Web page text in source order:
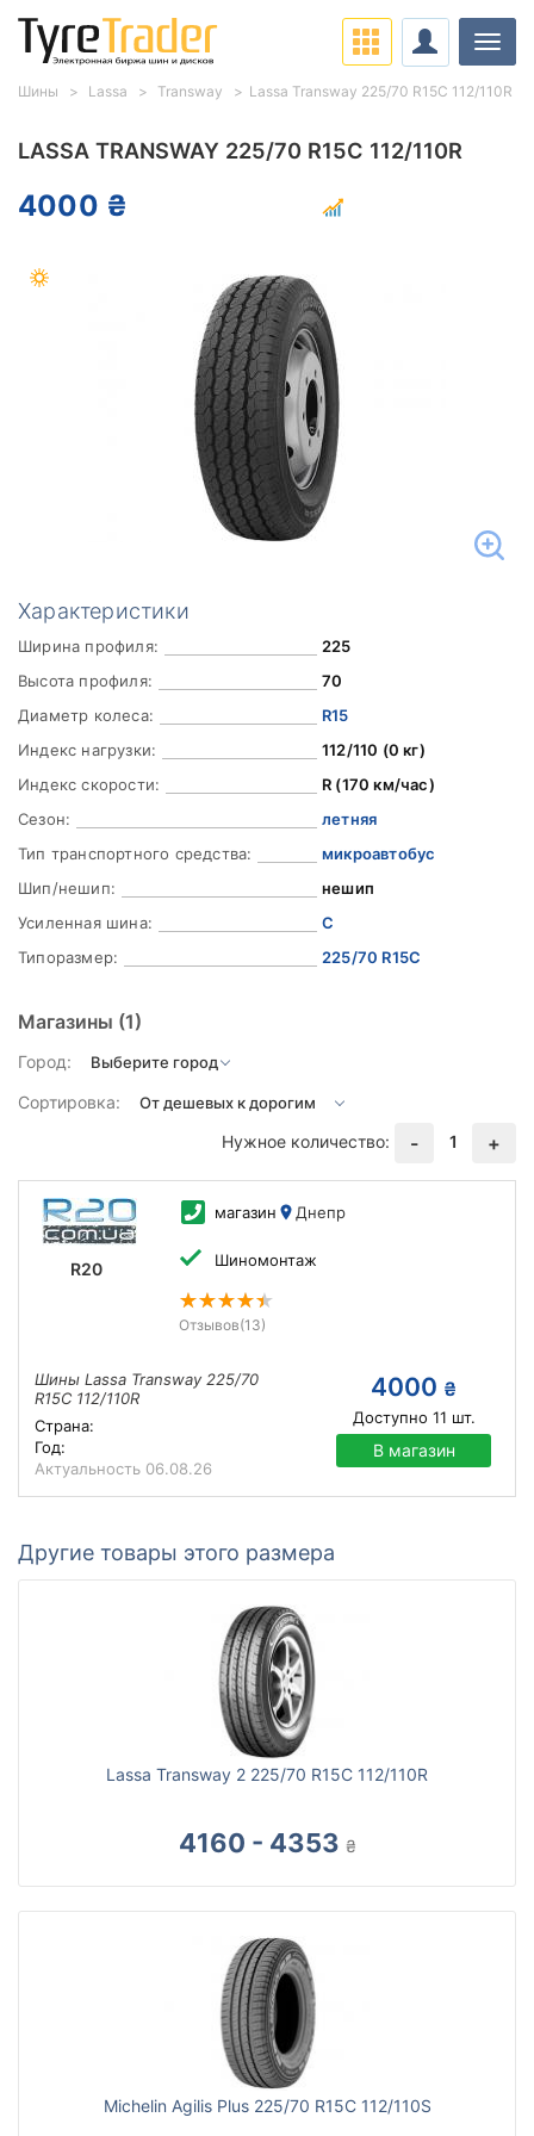
LASSA TRANSWAY 225/70 R15C 112/110R
4000 ₴
Характеристики
Ширина профиля:
225
Высота профиля:
70
Диаметр колеса:
R15
Индекс нагрузки:
112/110 (0 кг)
Индекс скорости:
R (170 км/час)
Сезон:
летняя
Тип транспортного средства:
микроавтобус
Шип/нешип:
нешип
Усиленная шина:
C
Типоразмер:
225/70 R15C
Магазины (1)
Город:
Сортировка:
Нужное количество:
- 1 +
R20
магазин Днепр
Шиномонтаж
Отзывов(13)
Шины Lassa Transway 225/70
R15C 112/110R
Страна:
Год:
Актуальность 06.08.26
4000 ₴
Доступно 11 шт.
В магазин
Другие товары этого размера
Lassa Transway 2 225/70 R15C 112/110R
4160 - 4353 ₴
Michelin Agilis Plus 225/70 R15C 112/110S
Шины Lassa Transway Lassa Transway 225/70 R15C 112/110R